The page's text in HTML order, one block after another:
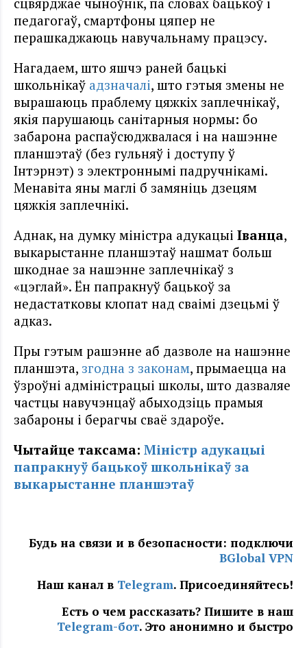
педагогаў, смартфоны цяпер не
перашкаджаюць навучальнаму працэсу.
Нагадаем, што яшчэ раней бацькі
школьнікаў адзначалі, што гэтыя змены не
вырашаюць праблему цяжкіх заплечнікаў,
якія парушаюць санітарныя нормы: бо
забарона распаўсюджвалася і на нашэнне
планшэтаў (без гульняў і доступу ў
Інтэрнэт) з электроннымі падручнікамі.
Менавіта яны маглі б замяніць дзецям
цяжкія заплечнікі.
Аднак, на думку міністра адукацыі Іванца,
выкарыстанне планшэтаў нашмат больш
шкоднае за нашэнне заплечнікаў з
«цэглай». Ён папракнуў бацькоў за
недастатковы клопат над сваімі дзецьмі ў
адказ.
Пры гэтым рашэнне аб дазволе на нашэнне
планшэта, згодна з законам, прымаецца на
ўзроўні адміністрацыі школы, што дазваляе
частцы навучэнцаў абыходзіць прамыя
забароны і берагчы сваё здароўе.
Чытайце таксама: Міністр адукацыі
папракнуў бацькоў школьнікаў за
выкарыстанне планшэтаў
Будь на связи и в безопасности: подключи
BGlobal VPN
Наш канал в Telegram. Присоединяйтесь!
Есть о чем рассказать? Пишите в наш
Telegram-бот. Это анонимно и быстро